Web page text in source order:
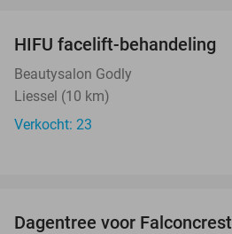
HIFU facelift-behandeling
Beautysalon Godly
Liessel (10 km)
Verkocht: 23
Dagentree voor Falconcrest